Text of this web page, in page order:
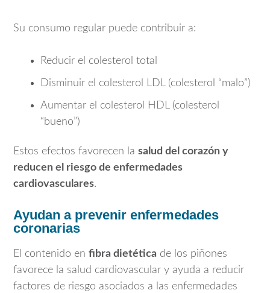
Su consumo regular puede contribuir a:
Reducir el colesterol total
Disminuir el colesterol LDL (colesterol “malo”)
Aumentar el colesterol HDL (colesterol
“bueno”)
Estos efectos favorecen la salud del corazón y
reducen el riesgo de enfermedades
cardiovasculares.
Ayudan a prevenir enfermedades
coronarias
El contenido en fibra dietética de los piñones
favorece la salud cardiovascular y ayuda a reducir
factores de riesgo asociados a las enfermedades